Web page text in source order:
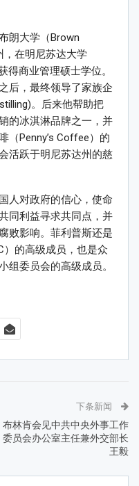
朗大学（Brown
，在明尼苏达大学
得商业管理硕士学位。
后，最终领导了家族企
。后来他帮助把
的冰淇淋品牌之一，并
（Penny’s Coffee）的
活跃于明尼苏达州的慈
人对政府的信心，使命
同利益寻求共同点，并
败影响。菲利普斯还是
）的高级成员，也是众
组委员会的高级成员。
下条新闻
布林肯会见中共中央外事工作
委员会办公室主任兼外交部长
王毅